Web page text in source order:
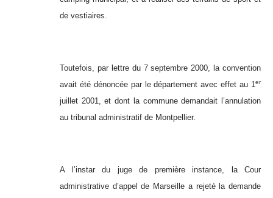
de vestiaires.
Toutefois, par lettre du 7 septembre 2000, la convention
avait été dénoncée par le département avec effet au 1er
juillet 2001, et dont la commune demandait l’annulation
au tribunal administratif de Montpellier.
A l’instar du juge de première instance, la Cour
administrative d’appel de Marseille a rejeté la demande